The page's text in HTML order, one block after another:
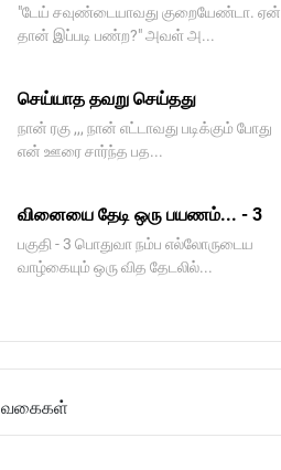
"டேய் சவுண்டையாவது குறையேண்டா. ஏன்
தான் இப்படி பண்ற?" அவள் அ...
செய்யாத தவறு செய்தது
நான் ரகு ,,, நான் எட்டாவது படிக்கும் போது
என் ஊரை சார்ந்த பத...
வினையை தேடி ஒரு பயணம்... - 3
பகுதி - 3 பொதுவா நம்ப எல்லோருடைய
வாழ்கையும் ஒரு வித தேடலில்...
வகைகள்